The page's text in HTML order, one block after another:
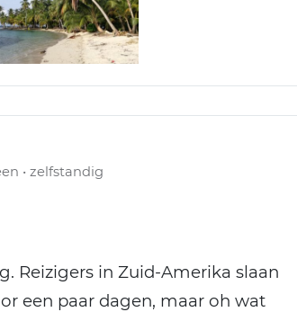
• zelfstandig
Reizigers in Zuid-Amerika slaan
een paar dagen, maar oh wat